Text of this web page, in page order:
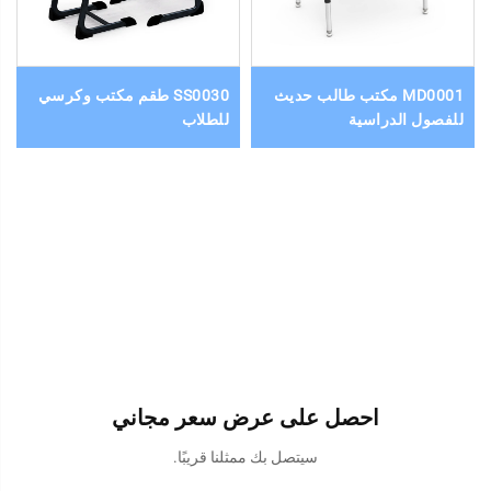
MD0001 مكتب طالب حديث
للفصول الدراسية
SS0030 طقم مكتب وكرسي
للطلاب
احصل على عرض سعر مجاني
سيتصل بك ممثلنا قريبًا.